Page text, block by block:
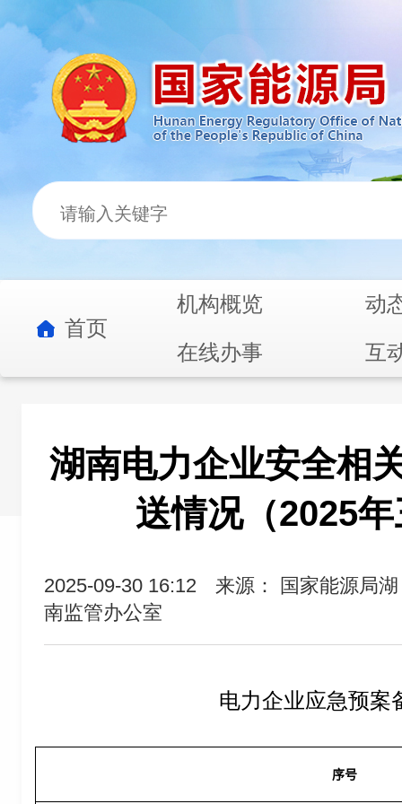
首页
机构概览
动
在线办事
互
湖南电力企业安全相
送情况（2025
2025-09-30 16:12
来源： 国家能源局湖
南监管办公室
电力企业应急预案
序号